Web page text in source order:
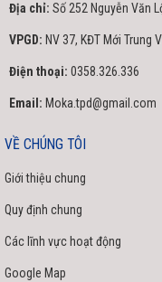
Địa chỉ: Số 252 Nguyễn Văn
VPGD: NV 37, KĐT Mới Trung
Điện thoại: 0358.326.336
Email: Moka.tpd@gmail.com
VỀ CHÚNG TÔI
Giới thiệu chung
Quy định chung
Các lĩnh vực hoạt động
Google Map